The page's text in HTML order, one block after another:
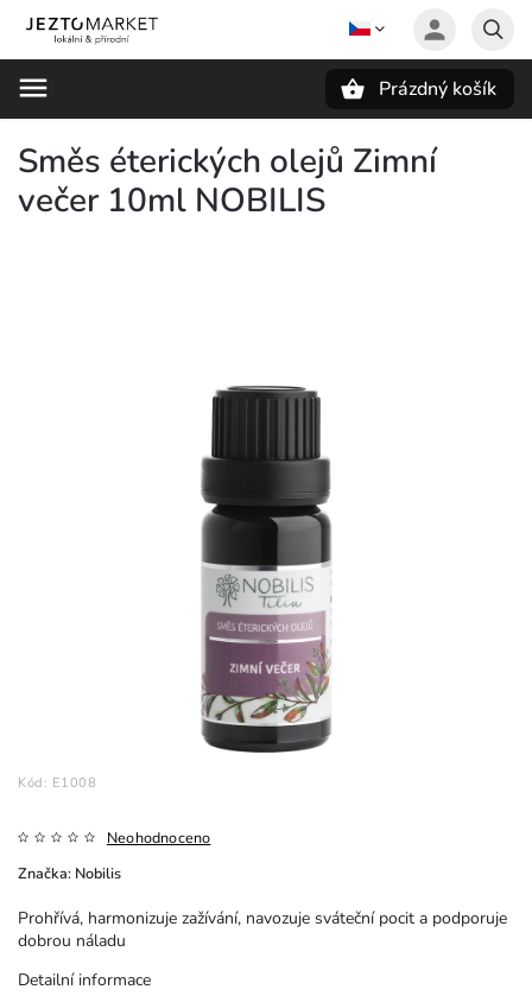
Prázdný košík
Směs éterických olejů Zimní
večer 10ml NOBILIS
Kód: E1008
Neohodnoceno
Značka: Nobilis
Prohřívá, harmonizuje zažívání, navozuje sváteční pocit a podporuje
dobrou náladu
Detailní informace